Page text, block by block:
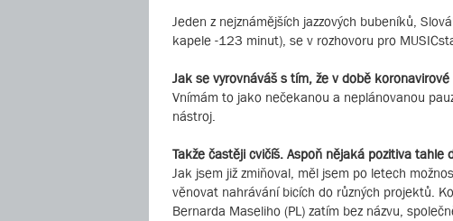
Jeden z nejznámějších jazzových bubeníků,
kapele -123 minut), se v rozhovoru pro
Jak se vyrovnáváš s tím, že v době
Vnímám to jako nečekanou a neplánovanou
nástroj.
Takže častěji cvičíš. Aspoň nějaká pozitiva tahle
Jak jsem již zmiňoval, měl jsem po letech
věnovat nahrávání bicích do různých projektů.
Bernarda Maseliho (PL) zatím bez názvu,